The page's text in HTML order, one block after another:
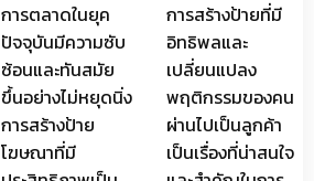
การตลาดในยุค
ปัจจุบันมีความซับ
ซ้อนและทันสมัย
ขึ้นอย่างไม่หยุดนิ่ง
การสร้างป้าย
โฆษณาที่มี
การสร้างป้ายที่มี
อิทธิพลและ
เปลี่ยนแปลง
พฤติกรรมของคน
ผ่านไปเป็นลูกค้า
เป็นเรื่องที่น่าสนใจ